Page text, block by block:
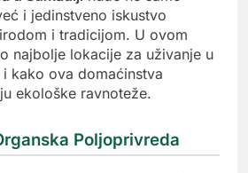
i jedinstveno iskustvo
i tradicijom. U ovom
najbolje lokacije za uživanje u
kako ova domaćinstva
ekološke ravnoteže.
Poljoprivreda